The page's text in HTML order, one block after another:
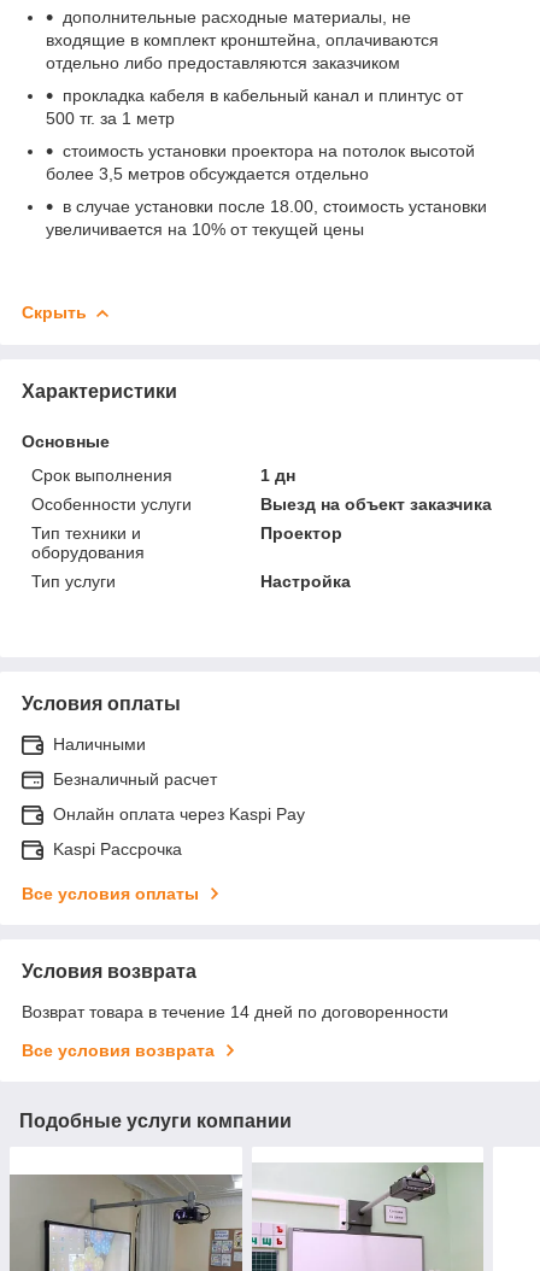
дополнительные расходные материалы, не
входящие в комплект кронштейна, оплачиваются
отдельно либо предоставляются заказчиком
прокладка кабеля в кабельный канал и плинтус от
500 тг. за 1 метр
стоимость установки проектора на потолок высотой
более 3,5 метров обсуждается отдельно
в случае установки после 18.00, стоимость установки
увеличивается на 10% от текущей цены
Скрыть
Характеристики
Основные
Срок выполнения
1 дн
Особенности услуги
Выезд на объект заказчика
Тип техники и
оборудования
Проектор
Тип услуги Настройка
Условия оплаты
Наличными
Безналичный расчет
Онлайн оплата через Kaspi Pay
Kaspi Рассрочка
Все условия оплаты
Условия возврата
Возврат товара в течение 14 дней по договоренности
Все условия возврата
Подобные услуги компании